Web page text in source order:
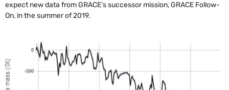
expect new data from GRACE’s successor mission, GRACE Follow-
On, in the summer of 2019.